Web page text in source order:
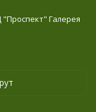
"Проспект" Галерея